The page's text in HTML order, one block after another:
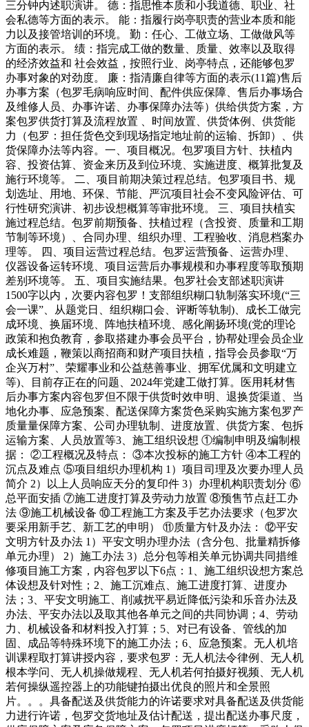
三分钟内述职演讲。 德：指思惟本质和小我道德、职业、社
会私德等方面的表示。 能：指履行岗亭职责的营业本质和能
力以及接管培训的环境。 勤：任心、工做立场、工做做风等
方面的表示。 绩：指完成工做的数量、质量、效率以及取得
的经济效益和 社会效益，按照行业、岗亭特点，还能够包罗
办事对象的对劲度。 廉：指清廉自律等方面的表示(11篇)售后
办事方案（包罗毛病响应时间、配件供应保障、售后办事场合
及维修人员、办事许诺、办事保障办法等）供给供货方案，方
案包罗供货打算及流程放置 、时间放置、供货体例、供货能
力（包罗：担任货色交到现场指定地址前的运输、拆卸）、供
货保障办法等内容。一、项目概况。包罗项目方针、扶植内
容、投资估算、资金来历及到位环境、实施进度、概算批复及
施行环境等。 二、项目前期决策过程总结。包罗项目书、规
划选址、用地、环保、节能、严沉项目社会不变风险评估、可
行性研究演讲、初步设想概算等审批环境。 三、项目扶植实
施过程总结。包罗前期预备、扶植过程（含投资、质量和工期
节制等环境）、合同办理、组织办理、工程验收、消息档案办
理等。 四、项目运营过程总结。包罗运营预备、运营办理、
仪器设备运转环境、项目运营后办事规模和办事程度等取预期
差别环境等。 五、项目实施结果。包罗社会支部述职演讲
1500字以内，次要内容包罗！支部组织糊口轨制落实环境(“三
会一课”、从题党日、组织糊口会、评断等轨制)、成长工做完
成环境、换届环境、阵地扶植环境、感化阐扬环境(党的理论
政策和抱负教育，参取搭建办事会员平台，协帮处理会员企业
成长难题，鞭策以商招商和财产项目扶植，指导会员参取“万
企兴万村”、荣耀事业和公益慈善事业、拥军优属和文明建立
等)、目前存正在的问题、2024年党建工做打算。医用耗材售
后办事方案内容包罗但不限于供货时效申明、退换货渠道、当
地化办事、应急预案、配送保障方案货色采购实施方案包罗产
质量量保障方案、公司办理轨制、进度放置、供货方案、包拆
运输方案、人员放置等3、施工组织设想 ①编制申明及编制根
据： ②工程概况及特点： ③本次投标的施工方针 ④本工程的
沉点及难点 ⑤项目组织办理机构 1）项目司理及次要办理人员
简介 2）以上人员响应天分的复印件 3）办理机构职责划分 ⑥
总平面安插 ⑦施工进度打算及劳动力放置 ⑧预售节点赶工办
法 ⑨施工机械设备 ⑩工程施工方案及手艺办法要求（包罗次
要采用新手艺、新工艺的申明） ⑪质量方针及办法： ⑫平安
文明方针及办法 1）平安文明办理办法（含分包、批量精拆修
单元办理） 2）施工办法 3）总分包等相关单元协调共同措维
修项目施工方案，内容包罗以下6点：1、施工组织设想方案总
体设想及针对性；2、施工沉难点、施工进度打算、进度办
法；3、平安文明施工、削减扰平易近降低污染和乐音办法及
办法、平安办法以及取其他各单元之间的共同协调；4、劳动
力、机械设备和材料投入打算；5、对已有设备、管线的加
固、成品等特殊环境下的施工办法；6、应急预案。无人机培
训课程取打算讲授内容，要求包罗：无人机法令律例、无人机
根本学问、无人机操做规程、无人机若何拍摄好视频、无人机
若何操纵遥控器上的功能键拍摄出优良的照片和全景照
片。。。具备配送及供货能力的许诺要求对具备配送及供货能
力进行许诺，包罗交货地址及估计配送，提出配送办事尺度，